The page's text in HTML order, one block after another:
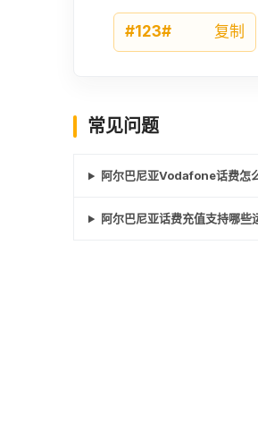
#123# 复制
常见问题
阿尔巴尼亚Vodafone话费怎
阿尔巴尼亚话费充值支持哪些